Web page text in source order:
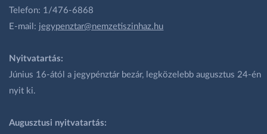
Telefon: 1/476-6868
E-mail: jegypenztar@nemzetiszinhaz.hu
Nyitvatartás:
Június 16-ától a jegypénztár bezár, legközelebb augusztus 24-én
nyit ki.
Augusztusi nyitvatartás: